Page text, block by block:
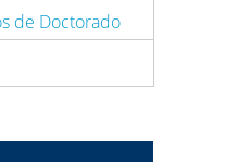
de Doctorado